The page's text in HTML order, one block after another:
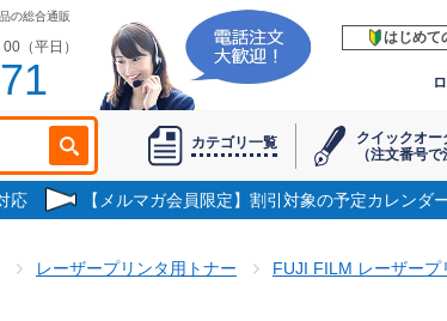
の総合通販
（平日）
はじめて
カテゴリ一覧
クイックオー
（注文番号で
応 【メルマガ会員限定】割引対象の予定カレンダ
レーザープリンタ用トナー
FUJI FILM レーザープ